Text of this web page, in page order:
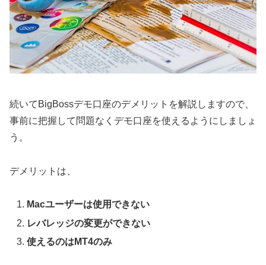
続いてBigBossデモ口座のデメリットを解説しますので、
事前に把握して問題なくデモ口座を使えるようにしましょ
う。
デメリットは、
Macユーザーは使用できない
レバレッジの変更ができない
使えるのはMT4のみ